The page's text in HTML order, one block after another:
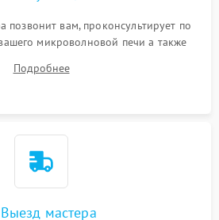
позвонит вам, проконсультирует по
микроволновой печи а также
Подробнее
мастера